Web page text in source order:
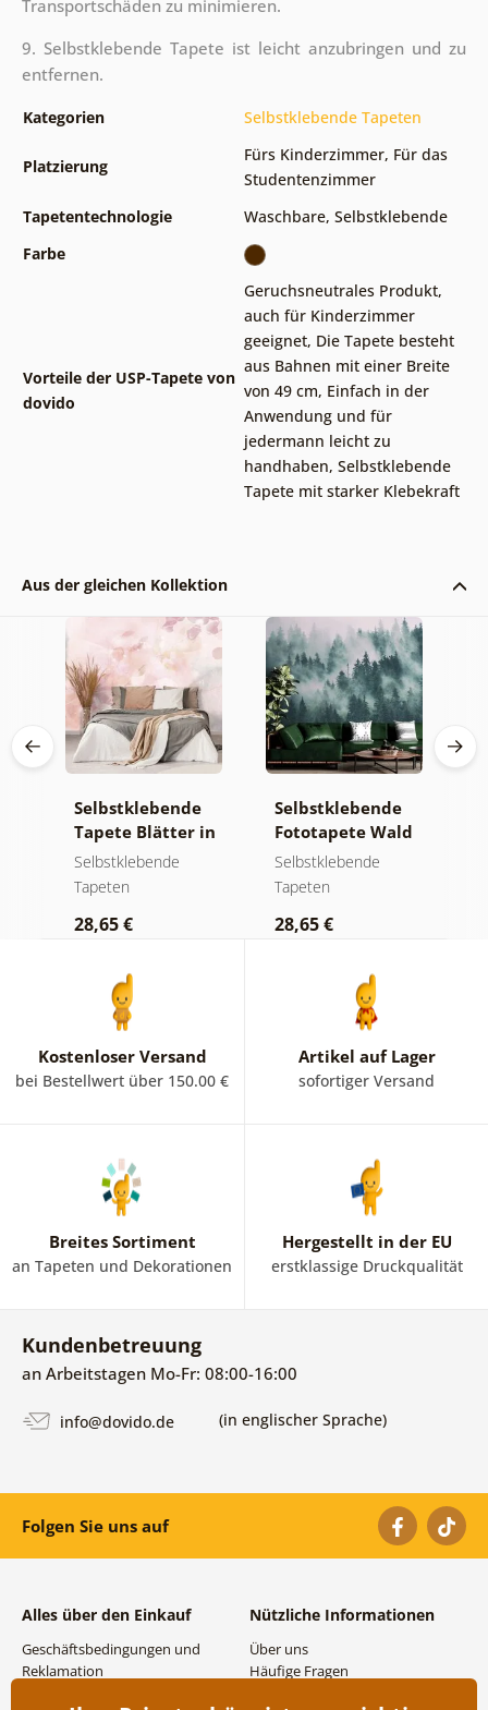
Transportschäden zu minimieren.
9. Selbstklebende Tapete ist leicht anzubringen und zu
entfernen.
Kategorien Selbstklebende Tapeten
Platzierung
Fürs Kinderzimmer, Für das
Studentenzimmer
Tapetentechnologie
Waschbare, Selbstklebende
Farbe
Vorteile der USP-Tapete von
dovido
Geruchsneutrales Produkt,
auch für Kinderzimmer
geeignet, Die Tapete besteht
aus Bahnen mit einer Breite
von 49 cm, Einfach in der
Anwendung und für
jedermann leicht zu
handhaben, Selbstklebende
Tapete mit starker Klebekraft
Aus der gleichen Kollektion
Selbstklebende
Tapete Blätter in
Pastelltönen
Selbstklebende
Tapeten
28,65 €
Selbstklebende
Fototapete Wald
im Nebel
Selbstklebende
Tapeten
28,65 €
Kostenloser Versand
bei Bestellwert über 150.00 €
Artikel auf Lager
sofortiger Versand
Breites Sortiment
an Tapeten und Dekorationen
Hergestellt in der EU
erstklassige Druckqualität
Kundenbetreuung
an Arbeitstagen Mo-Fr: 08:00-16:00
info@dovido.de (in englischer Sprache)
Folgen Sie uns auf
Alles über den Einkauf
Geschäftsbedingungen und
Reklamation
Nützliche Informationen
Über uns
Häufige Fragen